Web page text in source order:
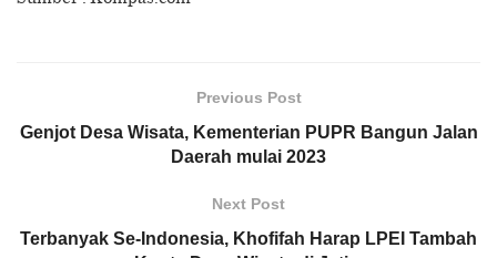
Previous Post
Genjot Desa Wisata, Kementerian PUPR Bangun Jalan
Daerah mulai 2023
Next Post
Terbanyak Se-Indonesia, Khofifah Harap LPEI Tambah